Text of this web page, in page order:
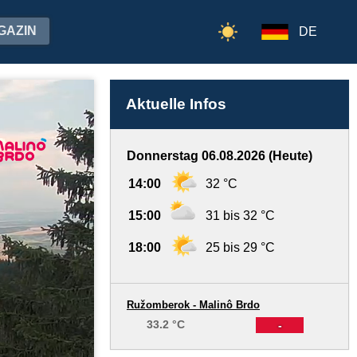
DE
Aktuelle Infos
Donnerstag 06.08.2026 (Heute)
14:00 32 °C
15:00 31 bis 32 °C
18:00 25 bis 29 °C
-
Ružomberok - Malinô Brdo
33.2 °C